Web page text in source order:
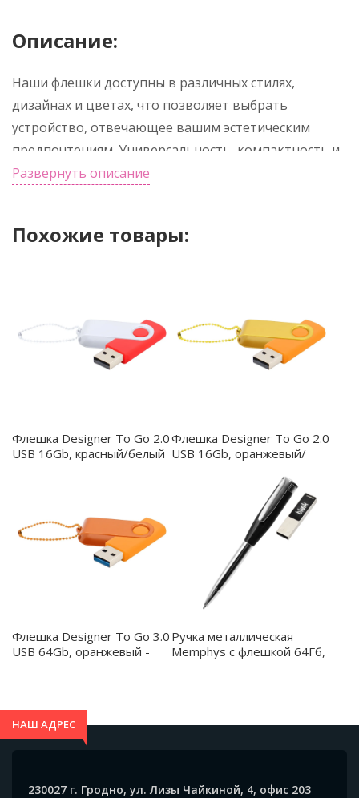
Описание:
Наши флешки доступны в различных стилях,
дизайнах и цветах, что позволяет выбрать
устройство, отвечающее вашим эстетическим
предпочтениям. Универсальность, компактность и
возможность выбора из разнообразных вариантов
Скорость записи 6MB/S, скорость чтения 14MB/S
Развернуть описание
Похожие товары:
Флешка Designer To Go 2.0
USB 16Gb, красный/белый
Флешка Designer To Go 2.0
USB 16Gb, оранжевый/
Флешка Designer To Go 3.0
USB 64Gb, оранжевый -
Ручка металлическая
Memphys c флешкой 64Гб,
НАШ АДРЕС
230027 г. Гродно, ул. Лизы Чайкиной, 4, офис 203